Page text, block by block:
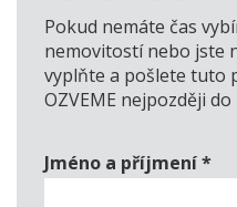
Pokud nemáte čas
nemovitostí nebo jste
vyplňte a pošlete tuto
OZVEME nejpozději
Jméno a příjmení*